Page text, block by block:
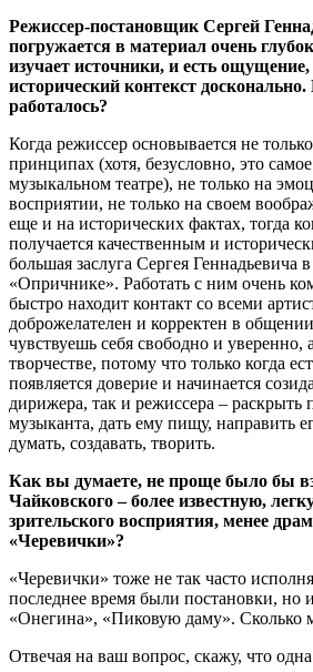
Режиссер-постановщик Сергей
погружается в материал очень
изучает источники, и есть ощущение,
исторический контекст
работалось?
Когда режиссер основывается не
принципах (хотя, безусловно, это
музыкальном театре), не только на
восприятии, не только на своем
еще и на исторических фактах, тогда
получается качественным и
большая заслуга Сергея Геннадьевича
«Опричнике». Работать с ним очень
быстро находит контакт со всеми
доброжелателен и корректен в
чувствуешь себя свободно и уверенно,
творчестве, потому что только когда
появляется доверие и начинается
дирижера, так и режиссера ‒ раскрыть
музыканта, дать ему пищу, направить
думать, создавать, творить.
Как вы думаете, не проще было бы
Чайковского ‒ более известную,
зрительского восприятия, менее
«Черевички»?
«Черевички» тоже не так часто
последнее время были постановки, но
«Онегина», «Пиковую даму». Сколько
Отвечая на ваш вопрос, скажу, что